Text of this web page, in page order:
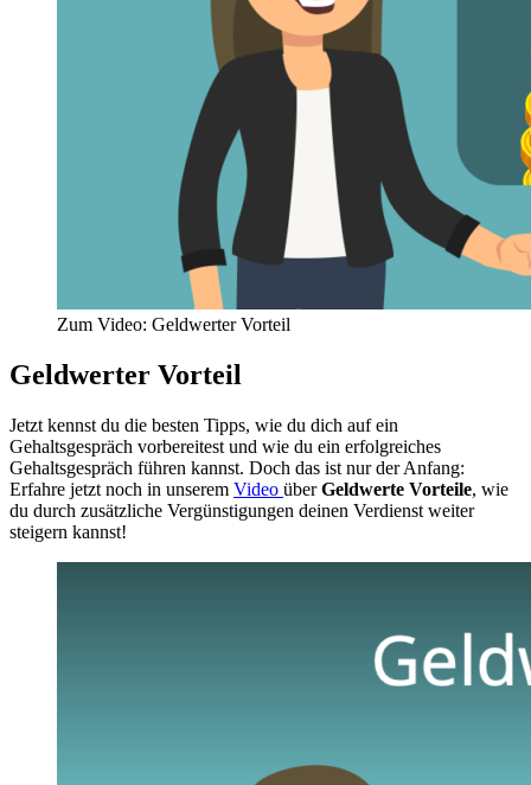
Zum Video: Geldwerter Vorteil
Geldwerter Vorteil
Jetzt kennst du die besten Tipps, wie du dich auf ein
Gehaltsgespräch vorbereitest und wie du ein erfolgreiches
Gehaltsgespräch führen kannst. Doch das ist nur der Anfang:
Erfahre jetzt noch in unserem Video überGeldwerte Vorteile, wie
du durch zusätzliche Vergünstigungen deinen Verdienst weiter
steigern kannst!